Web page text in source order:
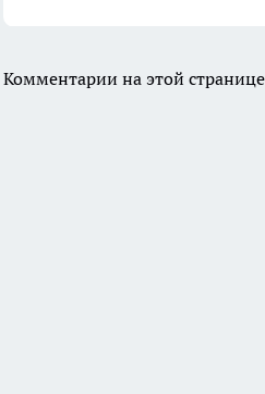
Комментарии на этой